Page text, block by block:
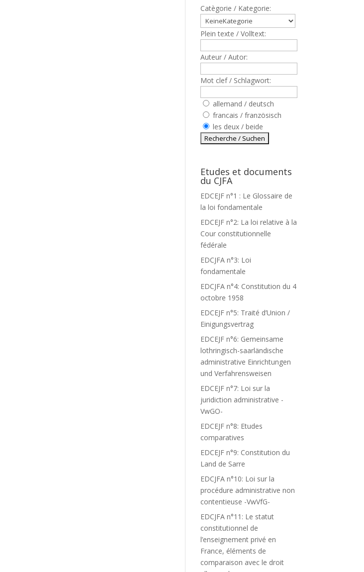
Catègorie / Kategorie:
Plein texte / Volltext:
Auteur / Autor:
Mot clef / Schlagwort:
allemand / deutsch
francais / französisch
les deux / beide
Etudes et documents
du CJFA
EDCEJF n°1 : Le Glossaire de
la loi fondamentale
EDCEJF n°2: La loi relative à la
Cour constitutionnelle
fédérale
EDCJFA n°3: Loi
fondamentale
EDCJFA n°4: Constitution du 4
octobre 1958
EDCEJF n°5: Traité d’Union /
Einigungsvertrag
EDCEJF n°6: Gemeinsame
lothringisch-saarländische
administrative Einrichtungen
und Verfahrensweisen
EDCEJF n°7: Loi sur la
juridiction administrative -
VwGO-
EDCEJF n°8: Etudes
comparatives
EDCEJF n°9: Constitution du
Land de Sarre
EDCJFA n°10: Loi sur la
procédure administrative non
contentieuse -VwVfG-
EDCJFA n°11: Le statut
constitutionnel de
l’enseignement privé en
France, éléments de
comparaison avec le droit